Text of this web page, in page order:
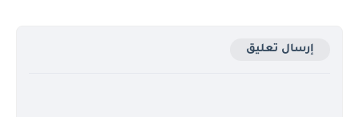
إرسال تعليق